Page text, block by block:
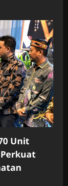
Unit